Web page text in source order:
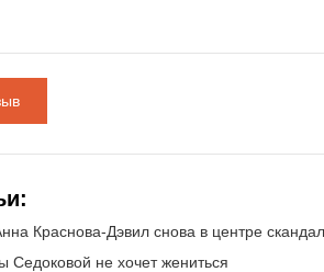
Краснова-Дэвил снова в центре
Седоковой не хочет жениться